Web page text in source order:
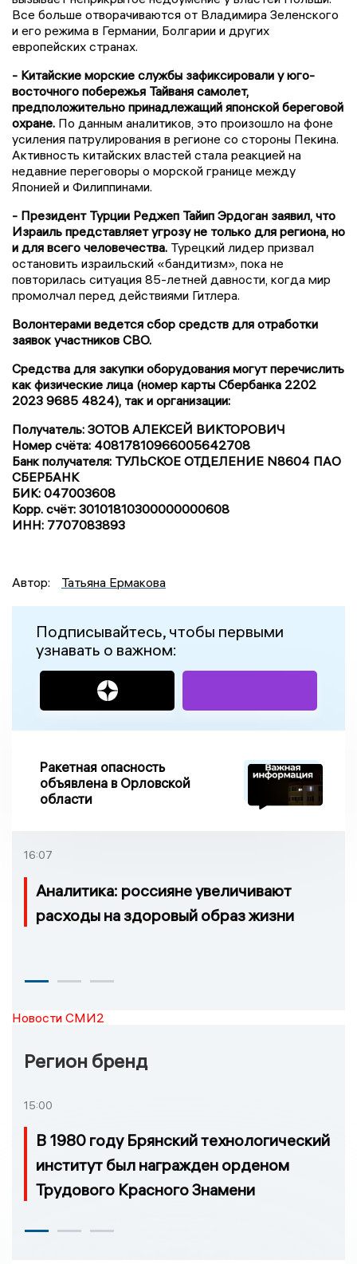
Все больше отворачиваются от Владимира Зеленского
и его режима в Германии, Болгарии и других
европейских странах.
- Китайские морские службы зафиксировали у юго-
восточного побережья Тайваня самолет,
предположительно принадлежащий японской береговой
охране. По данным аналитиков, это произошло на фоне
усиления патрулирования в регионе со стороны Пекина.
Активность китайских властей стала реакцией на
недавние переговоры о морской границе между
Японией и Филиппинами.
- Президент Турции Реджеп Тайип Эрдоган заявил, что
Израиль представляет угрозу не только для региона, но
и для всего человечества. Турецкий лидер призвал
остановить израильский «бандитизм», пока не
повторилась ситуация 85-летней давности, когда мир
промолчал перед действиями Гитлера.
Волонтерами ведется сбор средств для отработки
заявок участников СВО.
Средства для закупки оборудования могут перечислить
как физические лица (номер карты Сбербанка 2202
2023 9685 4824), так и организации:
Получатель: ЗОТОВ АЛЕКСЕЙ ВИКТОРОВИЧ
Номер счёта: 40817810966005642708
Банк получателя: ТУЛЬСКОЕ ОТДЕЛЕНИЕ N8604 ПАО
СБЕРБАНК
БИК: 047003608
Корр. счёт: 30101810300000000608
ИНН: 7707083893
Автор: Татьяна Ермакова
Подписывайтесь, чтобы первыми
узнавать о важном:
Ракетная опасность
объявлена в Орловской
области
16:07
Аналитика: россияне увеличивают
расходы на здоровый образ жизни
Новости СМИ2
Регион бренд
15:00
В 1980 году Брянский технологический
институт был награжден орденом
Трудового Красного Знамени